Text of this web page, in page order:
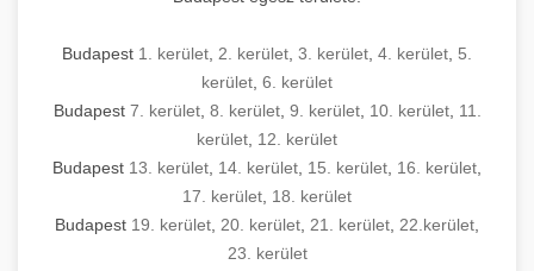
Budapest 1. kerület 2. kerület 3. kerület 4. kerület 5.
kerület 6. kerület
Budapest 7. kerület, 8. kerület, 9. kerület, 10. kerület, 11.
kerület 12. kerület
Budapest 13. kerület 14. kerület 15. kerület 16. kerület
17. kerület 18. kerület
Budapest 19. kerület 20. kerület 21. kerület 22.kerület
23. kerület